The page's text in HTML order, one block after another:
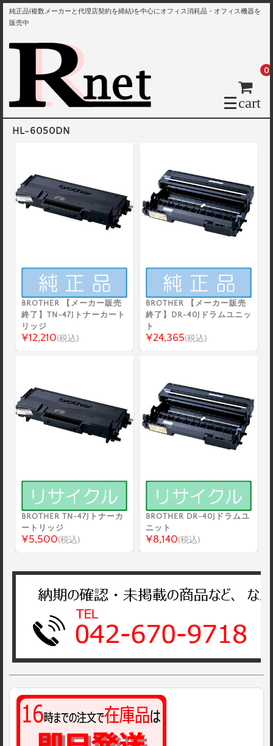
純正品(複数メーカーと代理店契約を締結)を中心にオフィス消耗品・オフィス機器を
販売中
cart
0
HL-6050DN
BROTHER 【メーカー販売
終了】TN-47Jトナーカート
リッジ
¥12,210(税込)
BROTHER 【メーカー販売
終了】DR-40Jドラムユニッ
ト
¥24,365(税込)
BROTHER TN-47Jトナーカ
ートリッジ
¥5,500(税込)
BROTHER DR-40Jドラムユ
ニット
¥8,140(税込)